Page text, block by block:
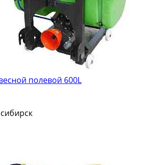
полевой 600L